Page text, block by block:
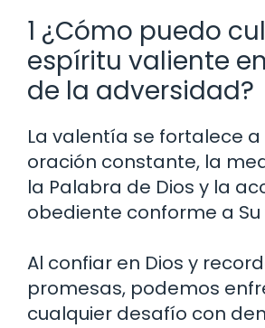
1 ¿Cómo puedo
espíritu valiente
de la adversidad?
La valentía se fortalece
oración constante, la
la Palabra de Dios y la
obediente conforme a
Al confiar en Dios y
promesas, podemos
cualquier desafío con